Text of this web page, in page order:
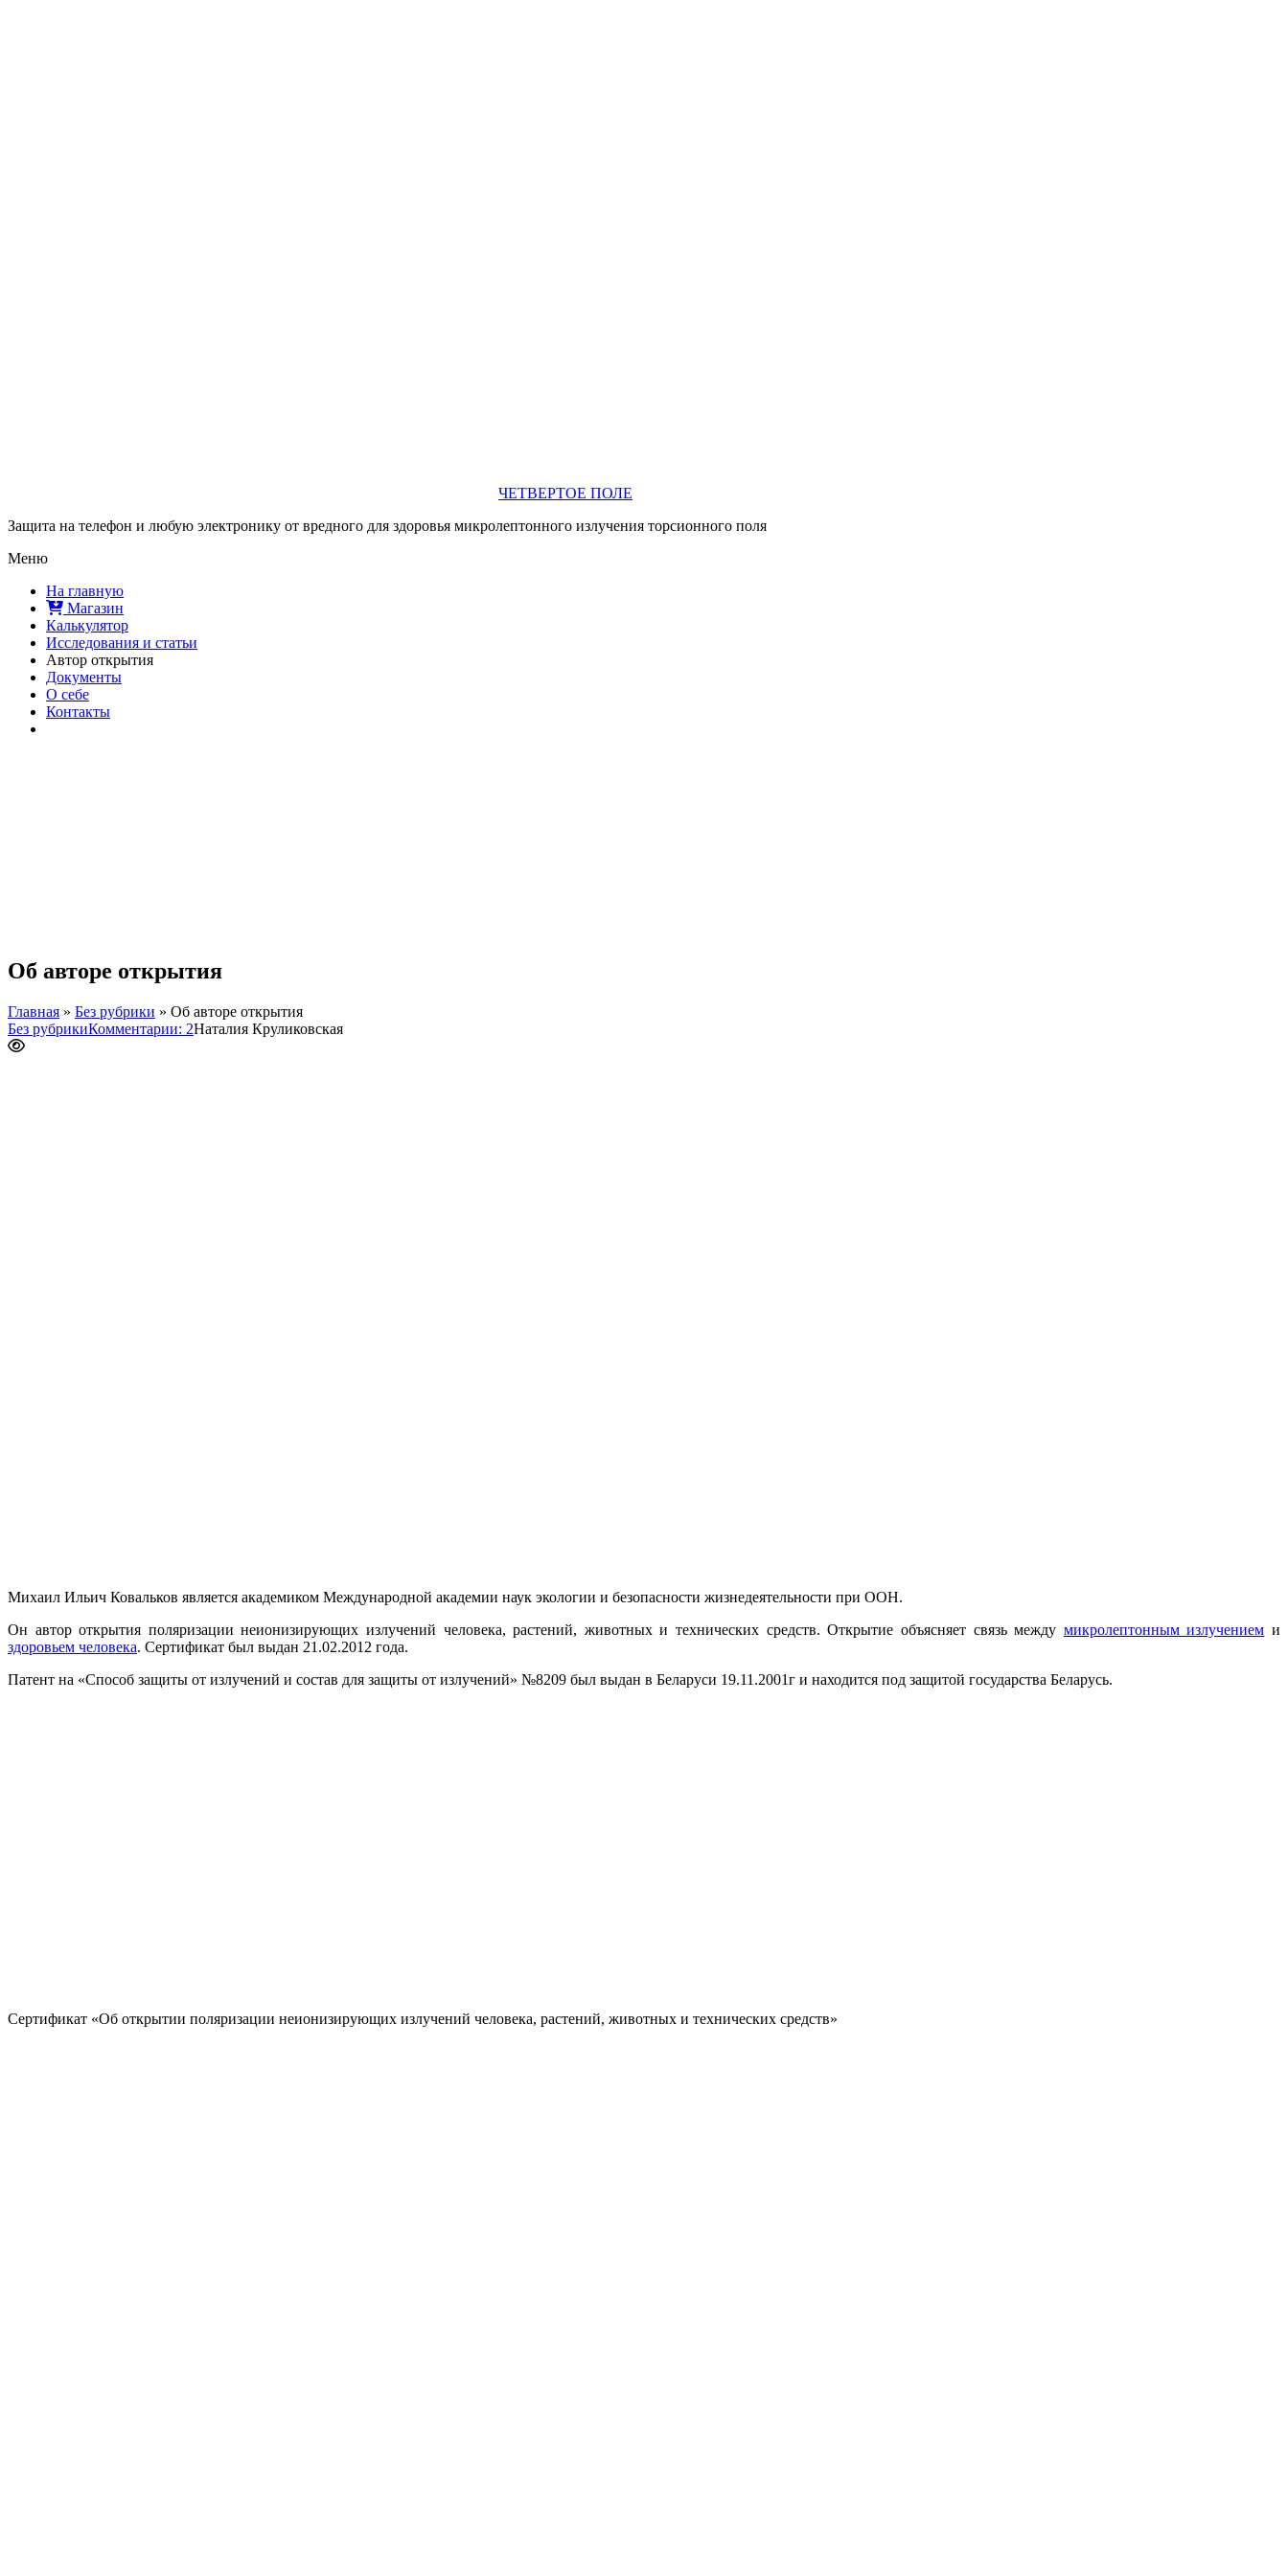
ЧЕТВЕРТОЕ ПОЛЕ
Защита на телефон и любую электронику от вредного для здоровья микролептонного излучения торсионного поля
Меню
На главную
Магазин
Калькулятор
Исследования и статьи
Автор открытия
Документы
О себе
Контакты
Об авторе открытия
Главная » Без рубрики » Об авторе открытия
Без рубрикиКомментарии: 2Наталия Круликовская
Михаил Ильич Ковальков является академиком Международной академии наук экологии и безопасности жизнедеятельности при ООН.
Он автор открытия поляризации неионизирующих излучений человека, растений, животных и технических средств. Открытие объясняет связь между микролептонным излучением и
здоровьем человека. Сертификат был выдан 21.02.2012 года.
Патент на «Способ защиты от излучений и состав для защиты от излучений» №8209 был выдан в Беларуси 19.11.2001г и находится под защитой государства Беларусь.
Сертификат «Об открытии поляризации неионизирующих излучений человека, растений, животных и технических средств»